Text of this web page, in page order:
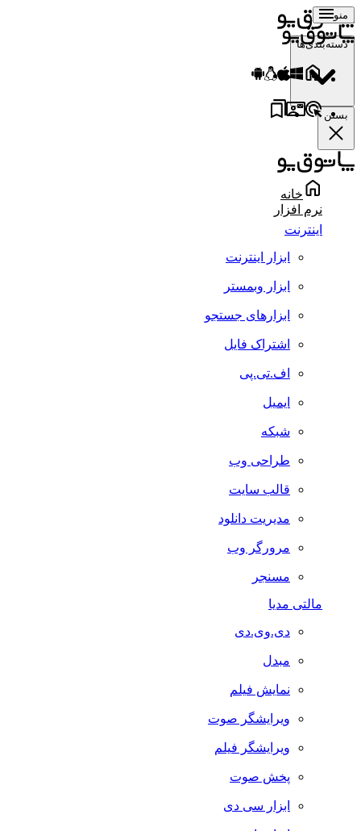
منو
دسته‌بندی‌ها
بستن
خانه
نرم افزار
اینترنت
ابزار اینترنت
ابزار وبمستر
ابزارهای جستجو
اشتراک فایل
اف.تی.پی
ایمیل
شبکه
طراحی وب
قالب سایت
مدیریت دانلود
مرورگر وب
مسنجر
مالتی مدیا
دی.وی.دی
مبدل
نمایش فیلم
ویرایشگر صوت
ویرایشگر فیلم
پخش صوت
ابزار سی دی